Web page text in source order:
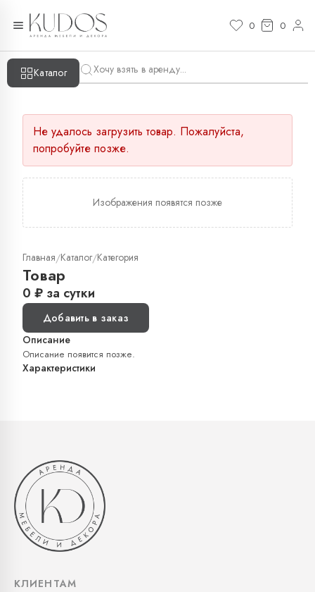
0 0
Каталог
Не удалось загрузить товар. Пожалуйста,
попробуйте позже.
Изображения появятся позже
Главная/Каталог/Категория
Товар
0 ₽ за сутки
Добавить в заказ
Описание
Описание появится позже.
Характеристики
КЛИЕНТАМ